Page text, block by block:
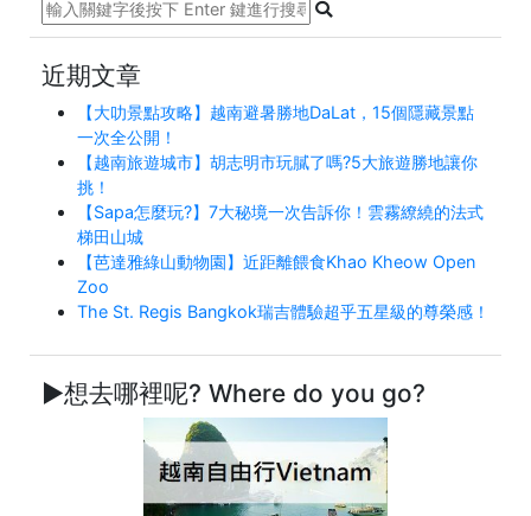
近期文章
【大叻景點攻略】越南避暑勝地DaLat，15個隱藏景點
一次全公開！
【越南旅遊城市】胡志明市玩膩了嗎?5大旅遊勝地讓你
挑！
【Sapa怎麼玩?】7大秘境一次告訴你！雲霧繚繞的法式
梯田山城
【芭達雅綠山動物園】近距離餵食Khao Kheow Open
Zoo
The St. Regis Bangkok瑞吉體驗超乎五星級的尊榮感！
►想去哪裡呢? Where do you go?